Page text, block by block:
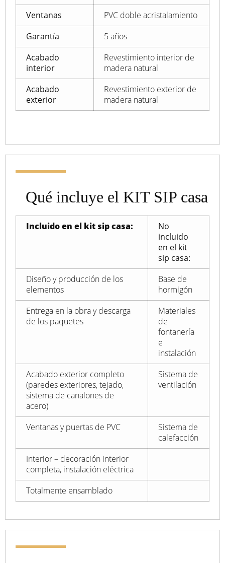
Ventanas
PVC doble acristalamiento
Garantía
5 años
Acabado
interior
Revestimiento interior de
madera natural
Acabado
exterior
Revestimiento exterior de
madera natural
Qué incluye el KIT SIP casa
Incluido en el kit sip casa:
No
incluido
en el kit
sip casa:
Diseño y producción de los
elementos
Base de
hormigón
Entrega en la obra y descarga
de los paquetes
Materiales
de
fontanería
e
instalación
Acabado exterior completo
(paredes exteriores, tejado,
sistema de canalones de
acero)
Sistema de
ventilación
Ventanas y puertas de PVC
Sistema de
calefacción
Interior – decoración interior
completa, instalación eléctrica
Totalmente ensamblado